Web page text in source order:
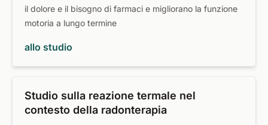
il dolore e il bisogno di farmaci e migliorano la funzione
motoria a lungo termine
allo studio
Studio sulla reazione termale nel
contesto della radonterapia